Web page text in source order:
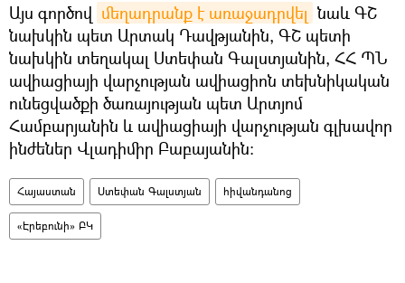
Այս գործով մեղադրանք է առաջադրվել նաև ԳՇ
նախկին պետ Արտակ Դավթյանին, ԳՇ պետի
նախկին տեղակալ Ստեփան Գալստյանին, ՀՀ ՊՆ
ավիացիայի վարչության ավիացիոն տեխնիկական
ունեցվածքի ծառայության պետ Արտյոմ
Համբարյանին և ավիացիայի վարչության գլխավոր
ինժեներ Վլադիմիր Բաբայանին:
Հայաստան Ստեփան Գալստյան հիվանդանոց
«Էրեբունի» ԲԿ